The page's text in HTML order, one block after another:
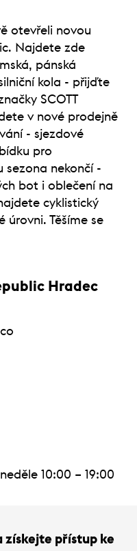
otevřeli novou
Najdete zde
pánská
kola - přijďte
SCOTT
v nové prodejně
- sjezdové
pro
sezona nekončí -
bot i oblečení na
cyklistický
úrovni. Těšíme se
Hradec
10:00 – 19:00
získejte přístup ke